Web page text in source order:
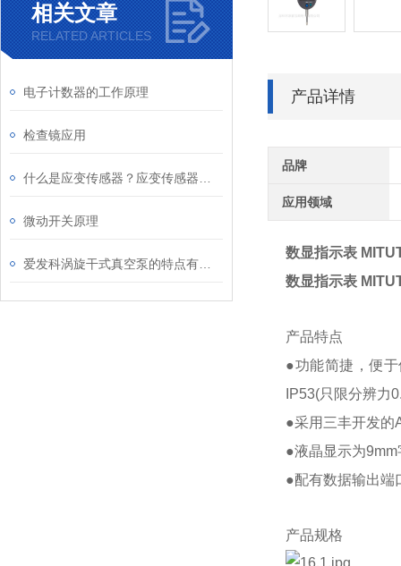
相关文章
RELATED ARTICLES
电子计数器的工作原理
检查镜应用
微动开关原理
产品详情
品牌
应用领域
数显指示表
数显指示表
产品特点
●功能简捷，便
IP53(只限分辨力
●采用三丰开发的
●液晶显示为
●配有数据输出端
产品规格